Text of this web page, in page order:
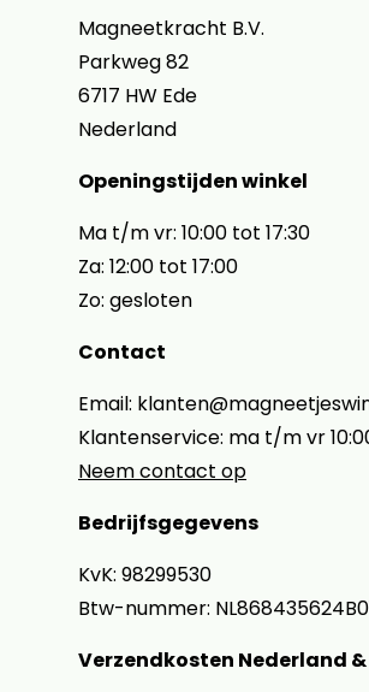
Magneetkracht B.V.
Parkweg 82
6717 HW Ede
Nederland
Openingstijden winkel
Ma t/m vr: 10:00 tot 17:30
Za: 12:00 tot 17:00
Zo: gesloten
Contact
Email:
Klantenservice: ma t/m vr
Neem contact op
Bedrijfsgegevens
KvK: 98299530
Btw-nummer:
Verzendkosten Nederland